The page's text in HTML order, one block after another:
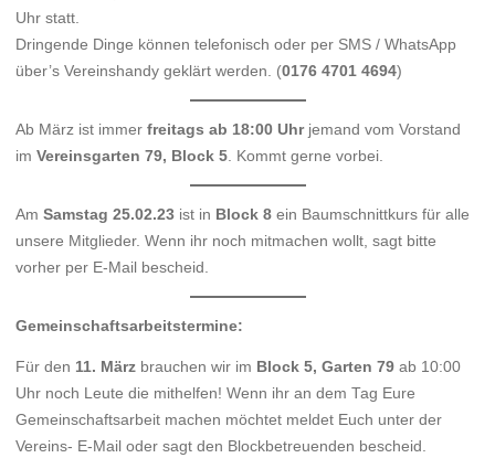
Uhr statt.
Dringende Dinge können telefonisch oder per SMS / WhatsApp
über’s Vereinshandy geklärt werden. (0176 4701 4694)
Ab März ist immerfreitags ab 18:00 Uhrjemand vom Vorstand
im Vereinsgarten 79, Block 5. Kommt gerne vorbei.
Am Samstag 25.02.23ist in Block 8ein Baumschnittkurs für alle
unsere Mitglieder. Wenn ihr noch mitmachen wollt, sagt bitte
vorher per E-Mail bescheid.
Gemeinschaftsarbeitstermine:
Für den 11. Märzbrauchen wir im Block 5, Garten 79ab 10:00
Uhr noch Leute die mithelfen! Wenn ihr an dem Tag Eure
Gemeinschaftsarbeit machen möchtet meldet Euch unter der
Vereins- E-Mail oder sagt den Blockbetreuenden bescheid.